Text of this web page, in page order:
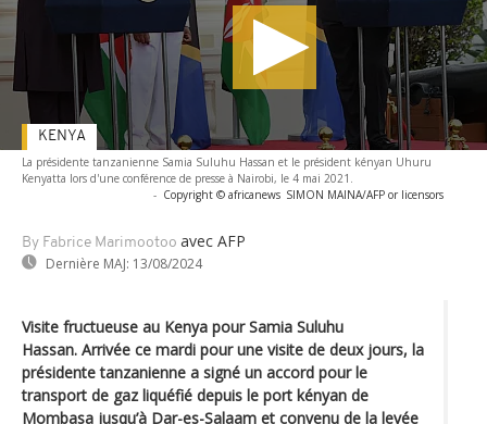
La présidente tanzanienne Samia Suluhu Hassan et le président kényan Uhuru
Kenyatta lors d'une conférence de presse à Nairobi, le 4 mai 2021.
- Copyright © africanews SIMON MAINA/AFP or licensors
By Fabrice Marimootoo avec AFP
Dernière MAJ: 13/08/2024
KENYA
Visite fructueuse au Kenya pour Samia Suluhu
Hassan. Arrivée ce mardi pour une visite de deux jours, la
présidente tanzanienne a signé un accord pour le
transport de gaz liquéfié depuis le port kényan de
Mombasa jusqu’à Dar-es-Salaam et convenu de la levée